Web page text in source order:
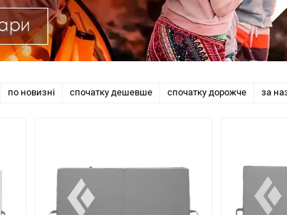
по новизні спочатку дешевше спочатку дорожче за